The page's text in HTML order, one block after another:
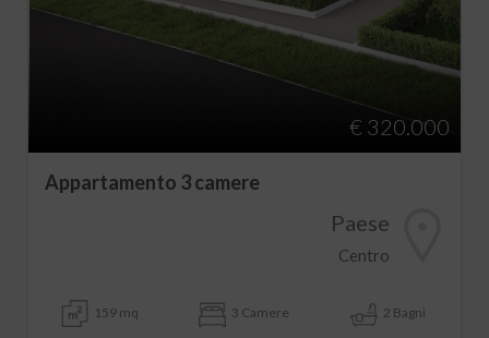
€ 320.000
Appartamento 3 camere
Paese
Centro
159 mq 3 Camere 2 Bagni